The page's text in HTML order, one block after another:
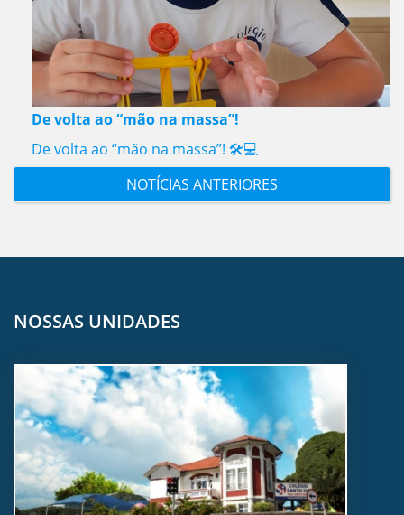
De volta ao “mão na massa”!
De volta ao “mão na massa”! 🛠️💻
NOTÍCIAS ANTERIORES
NOSSAS UNIDADES